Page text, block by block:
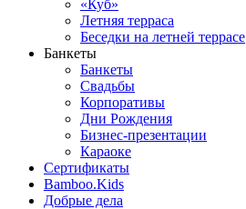
«Куб»
Летняя терраса
Беседки на летней террасе
Банкеты
Банкеты
Свадьбы
Корпоративы
Дни Рождения
Бизнес-презентации
Караоке
Сертификаты
Bamboo.Kids
Добрые дела